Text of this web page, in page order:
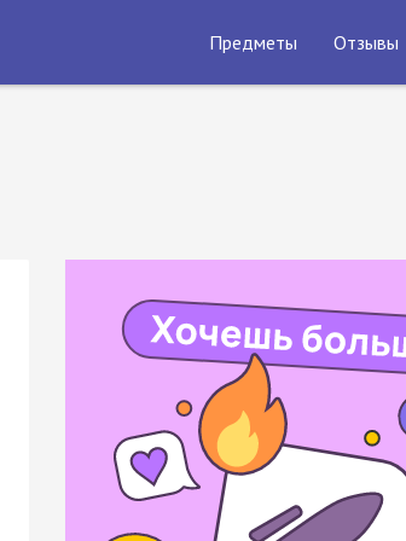
Предметы Отзывы